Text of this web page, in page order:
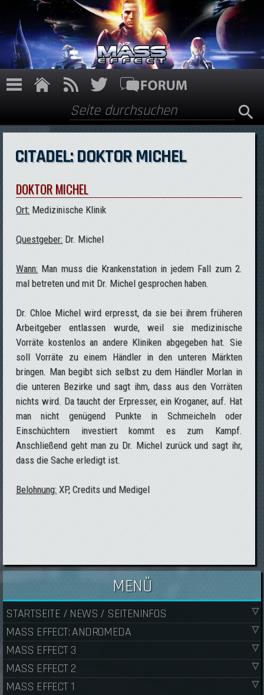
Direkt zum Inhalt
Suchformular
Suche
CITADEL: DOKTOR MICHEL
DOKTOR MICHEL
Ort:Medizinische Klinik
Questgeber:Dr. Michel
Wann: Man muss die Krankenstation in jedem Fall zum 2.
mal betreten und mit Dr. Michel gesprochen haben.
Dr. Chloe Michel wird erpresst, da sie bei ihrem früheren
Arbeitgeber entlassen wurde, weil sie medizinische
Vorräte kostenlos an andere Kliniken abgegeben hat. Sie
soll Vorräte zu einem Händler in den unteren Märkten
bringen. Man begibt sich selbst zu dem Händler Morlan in
die unteren Bezirke und sagt ihm, dass aus den Vorräten
nichts wird. Da taucht der Erpresser, ein Kroganer, auf. Hat
man nicht genügend Punkte in Schmeicheln oder
Einschüchtern investiert kommt es zum Kampf.
Anschließend geht man zu Dr. Michel zurück und sagt ihr,
dass die Sache erledigt ist.
Belohnung:XP, Credits und Medigel
MENÜ
STARTSEITE / NEWS / SEITENINFOS
MASS EFFECT: ANDROMEDA
MASS EFFECT 3
MASS EFFECT 2
MASS EFFECT 1